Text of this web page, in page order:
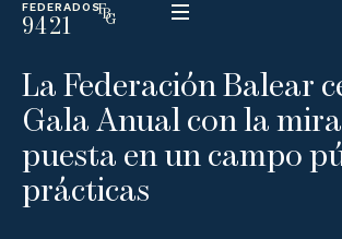
FEDERADOS
9421
ESP
N
D
I
C
P
La Federación Balear
Gala Anual con la
puesta en un campo
prácticas